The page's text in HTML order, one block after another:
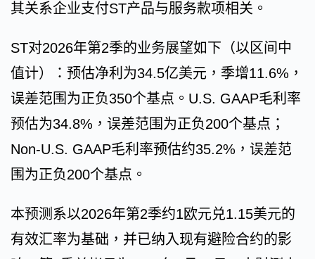
其关系企业支付ST产品与服务款项相关。
ST对2026年第2季的业务展望如下（以区间中
值计）：预估净利为34.5亿美元，季增11.6%，
误差范围为正负350个基点。U.S. GAAP毛利率
预估为34.8%，误差范围为正负200个基点；
Non-U.S. GAAP毛利率预估约35.2%，误差范
围为正负200个基点。
本预测系以2026年第2季约1欧元兑1.15美元的
有效汇率为基础，并已纳入现有避险合约的影